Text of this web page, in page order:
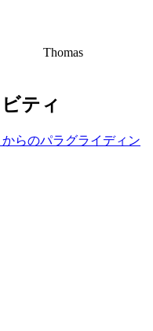
Thomas
ティ
らのパラグライディン